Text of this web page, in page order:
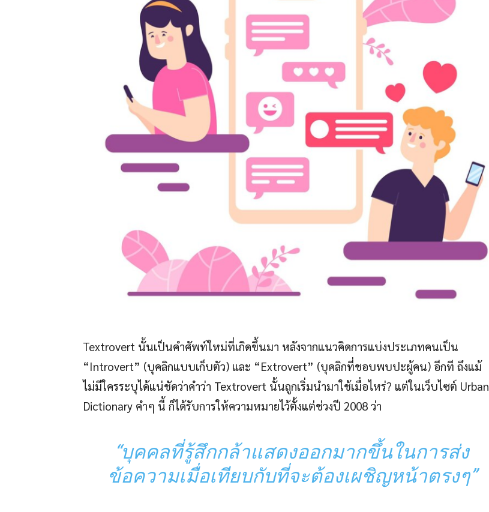
Textrovert นั้นเป็นคำศัพท์ใหม่ที่เกิดขึ้นมา หลังจากแนวคิดการแบ่งประเภทคนเป็น
“Introvert” (บุคลิกแบบเก็บตัว) และ “Extrovert” (บุคลิกที่ชอบพบปะผู้คน) อีกที ถึงแม้
ไม่มีใครระบุได้แน่ชัดว่าคำว่า Textrovert นั้นถูกเริ่มนำมาใช้เมื่อไหร่? แต่ในเว็บไซต์ Urban
Dictionary คำๆ นี้ ก็ได้รับการให้ความหมายไว้ตั้งแต่ช่วงปี 2008 ว่า
“บุคคลที่รู้สึกกล้าแสดงออกมากขึ้นในการส่ง
ข้อความเมื่อเทียบกับที่จะต้องเผชิญหน้าตรงๆ”